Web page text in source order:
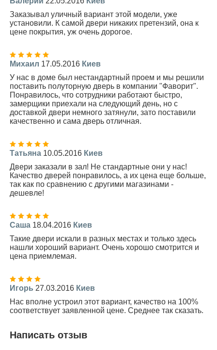
Заказывал уличный вариант этой модели, уже
установили. К самой двери никаких претензий, она к
цене покрытия, уж очень дорогое.
Михаил 17.05.2016 Киев
У нас в доме был нестандартный проем и мы решили
поставить полуторную дверь в компании "Фаворит".
Понравилось, что сотрудники работают быстро,
замерщики приехали на следующий день, но с
доставкой двери немного затянули, зато поставили
качественно и сама дверь отличная.
Татьяна 10.05.2016 Киев
Двери заказали в зал! Не стандартные они у нас!
Качество дверей понравилось, а их цена еще больше,
так как по сравнению с другими магазинами -
дешевле!
Саша 18.04.2016 Киев
Такие двери искали в разных местах и только здесь
нашли хороший вариант. Очень хорошо смотрится и
цена приемлемая.
Игорь 27.03.2016 Киев
Нас вполне устроил этот вариант, качество на 100%
соответствует заявленной цене. Среднее так сказать.
Написать отзыв